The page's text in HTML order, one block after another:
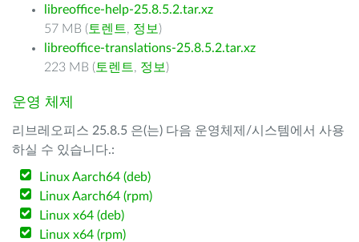
libreoffice-help-25.8.5.2.tar.xz
57 MB ( 토렌트, 정보 )
libreoffice-translations-25.8.5.2.tar.xz
223 MB ( 토렌트, 정보 )
운영 체제
리브레오피스 25.8.5 은(는) 다음 운영체제/시스템에서 사용
하실 수 있습니다.:
Linux Aarch64 (deb)
Linux Aarch64 (rpm)
Linux x64 (deb)
Linux x64 (rpm)